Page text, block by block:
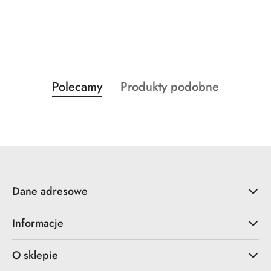
Pomiń karuzelę produktów
Produkty
o
Polecamy
Produkty
Produkty podobne
Dane adresowe
Informacje
O sklepie